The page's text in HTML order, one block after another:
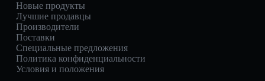
Новые продукты
Лучшие продавцы
Производители
Поставки
Специальные предложения
Политика конфиденциальности
Условия и положения